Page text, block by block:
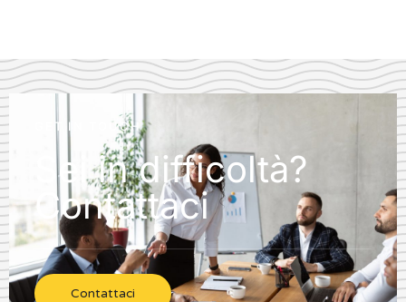
GET IN TOUCH
Sei in difficoltà?
Contattaci
Contattaci